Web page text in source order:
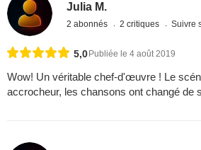
Julia M.
2 abonnés 2 critiques Suivre
5,0 Publiée le 4 août 2019
Wow! Un véritable chef-d'œuvre ! Le
accrocheur, les chansons ont changé de